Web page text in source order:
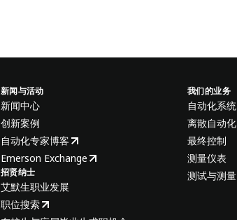
新闻与活动
新闻中心
创新案例
自动化专家博客
Emerson Exchange
招贤纳士
艾默生职业发展
职位搜索
我们的业务
自动化系统
离散自动化
最终控制
测量仪表
测试与测量